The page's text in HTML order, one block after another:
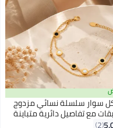
سوار سلسلة نسائي مزدوج
مع تفاصيل دائرية متباينة
خرزية دقيقة إغلاق قابل